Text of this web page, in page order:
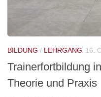
BILDUNG / LEHRGANG 16.
Trainerfortbildung
Theorie und Praxis